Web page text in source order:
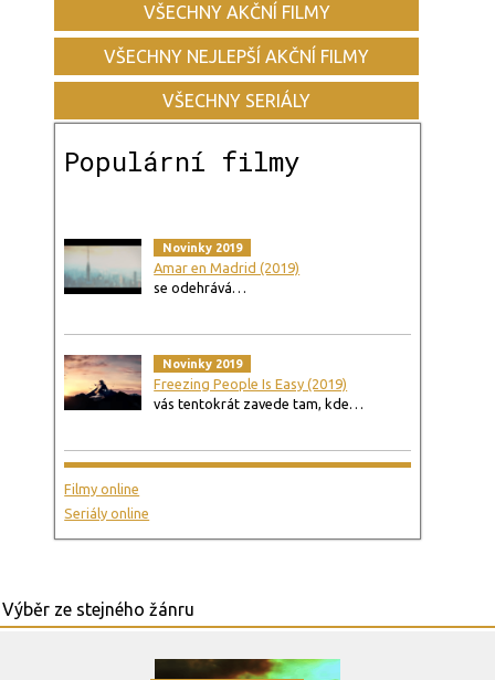
VŠECHNY AKČNÍ FILMY
VŠECHNY NEJLEPŠÍ AKČNÍ FILMY
VŠECHNY SERIÁLY
Populární filmy
Novinky 2019
Amar en Madrid (2019)
se odehrává…
Novinky 2019
Freezing People Is Easy (2019)
vás tentokrát zavede tam, kde…
Filmy online
Seriály online